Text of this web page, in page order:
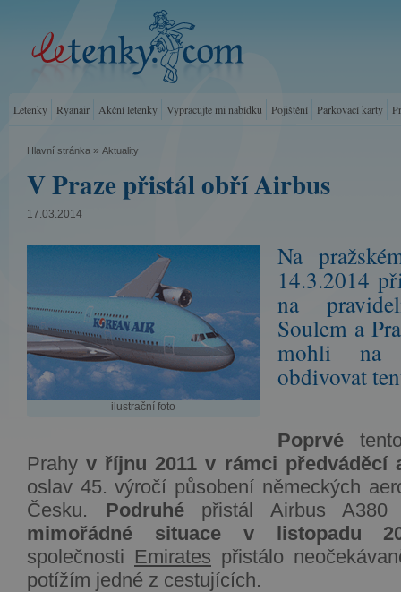
Letenky Ryanair Akční letenky Vypracujte mi nabídku Pojištění Parkovací karty
Hlavní stránka » Aktuality
V Praze přistál obří Airbus
17.03.2014
ilustrační foto
Na
14.3.2014
na
Soulem a
mohli na
obdivovat
Poprvé
Prahy v říjnu 2011 v rámci předváděcí
oslav 45. výročí působení německých
Česku. Podruhépřistál Airbus
mimořádné situace v listopadu
společnosti Emirates přistálo
potížím jedné z cestujících.